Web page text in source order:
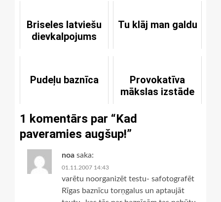
Briseles latviešu
dievkalpojums
Tu klāj man galdu
Pudeļu baznīca
Provokatīva
mākslas izstāde
1 komentārs par “Kad
paveramies augšup!”
noa saka:
01.11.2007 14:43
varētu noorganizēt testu- safotografēt
Rīgas baznīcu torņgalus un aptaujāt